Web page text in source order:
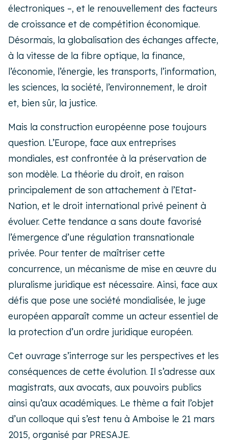
électroniques –, et le renouvellement des facteurs
de croissance et de compétition économique.
Désormais, la globalisation des échanges affecte,
à la vitesse de la fibre optique, la finance,
l’économie, l’énergie, les transports, l’information,
les sciences, la société, l’environnement, le droit
et, bien sûr, la justice.
Mais la construction européenne pose toujours
question. L’Europe, face aux entreprises
mondiales, est confrontée à la préservation de
son modèle. La théorie du droit, en raison
principalement de son attachement à l’Etat-
Nation, et le droit international privé peinent à
évoluer. Cette tendance a sans doute favorisé
l’émergence d’une régulation transnationale
privée. Pour tenter de maîtriser cette
concurrence, un mécanisme de mise en œuvre du
pluralisme juridique est nécessaire. Ainsi, face aux
défis que pose une société mondialisée, le juge
européen apparaît comme un acteur essentiel de
la protection d’un ordre juridique européen.
Cet ouvrage s’interroge sur les perspectives et les
conséquences de cette évolution. Il s’adresse aux
magistrats, aux avocats, aux pouvoirs publics
ainsi qu’aux académiques. Le thème a fait l’objet
d’un colloque qui s’est tenu à Amboise le 21 mars
2015, organisé par PRESAJE.